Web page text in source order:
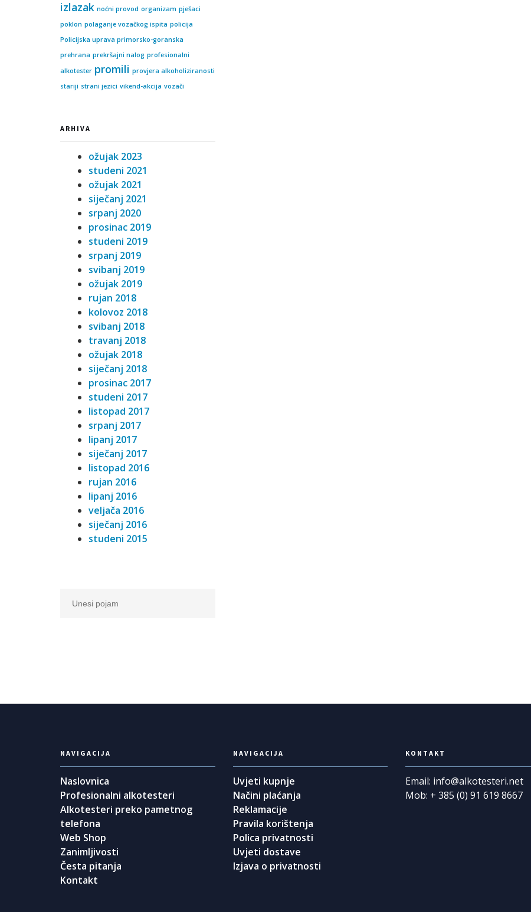
izlazak noćni provod organizam pješaci
poklon polaganje vozačkog ispita policija
Policijska uprava primorsko-goranska
prehrana prekršajni nalog profesionalni
alkotester promili provjera alkoholiziranosti
stariji strani jezici vikend-akcija vozači
ARHIVA
ožujak 2023
studeni 2021
ožujak 2021
siječanj 2021
srpanj 2020
prosinac 2019
studeni 2019
srpanj 2019
svibanj 2019
ožujak 2019
rujan 2018
kolovoz 2018
svibanj 2018
travanj 2018
ožujak 2018
siječanj 2018
prosinac 2017
studeni 2017
listopad 2017
srpanj 2017
lipanj 2017
siječanj 2017
listopad 2016
rujan 2016
lipanj 2016
veljača 2016
siječanj 2016
studeni 2015
Traži:
NAVIGACIJA
Naslovnica
Profesionalni alkotesteri
Alkotesteri preko pametnog
telefona
Web Shop
Zanimljivosti
Česta pitanja
Kontakt
NAVIGACIJA
Uvjeti kupnje
Načini plaćanja
Reklamacije
Pravila korištenja
Polica privatnosti
Uvjeti dostave
Izjava o privatnosti
KONTAKT
Email: info@alkotesteri.net
Mob: + 385 (0) 91 619 8667